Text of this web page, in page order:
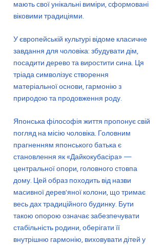
мають свої унікальні виміри, сформовані
віковими традиціями.
У європейській культурі відоме класичне
завдання для чоловіка: збудувати дім,
посадити дерево та виростити сина. Ця
тріада символізує створення
матеріальної основи, гармонію з
природою та продовження роду.
Японська філософія життя пропонує свій
погляд на місію чоловіка. Головним
прагненням японського батька є
становлення як «Дайкокубасіра» —
центральної опори, головного стовпа
дому. Цей образ походить від назви
масивної дерев'яної колони, що тримає
весь дах традиційного будинку. Бути
такою опорою означає забезпечувати
стабільність родини, оберігати її
внутрішню гармонію, виховувати дітей у